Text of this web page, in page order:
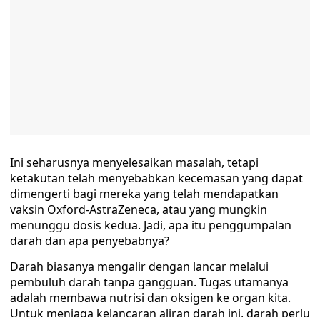
Ini seharusnya menyelesaikan masalah, tetapi
ketakutan telah menyebabkan kecemasan yang dapat
dimengerti bagi mereka yang telah mendapatkan
vaksin Oxford-AstraZeneca, atau yang mungkin
menunggu dosis kedua. Jadi, apa itu penggumpalan
darah dan apa penyebabnya?
Darah biasanya mengalir dengan lancar melalui
pembuluh darah tanpa gangguan. Tugas utamanya
adalah membawa nutrisi dan oksigen ke organ kita.
Untuk menjaga kelancaran aliran darah ini, darah perlu